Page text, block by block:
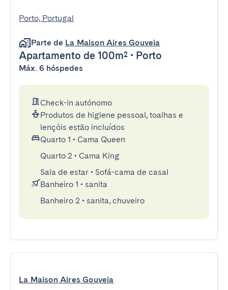
Porto, Portugal
Parte de La Maison Aires Gouveia
Apartamento de 100m² • Porto
Máx. 6 hóspedes
Check-in autónomo
Produtos de higiene pessoal, toalhas e
lençóis estão incluídos
Quarto 1 • Cama Queen
Quarto 2 • Cama King
Sala de estar • Sofá-cama de casal
Banheiro 1 • sanita
Banheiro 2 • sanita, chuveiro
La Maison Aires Gouveia